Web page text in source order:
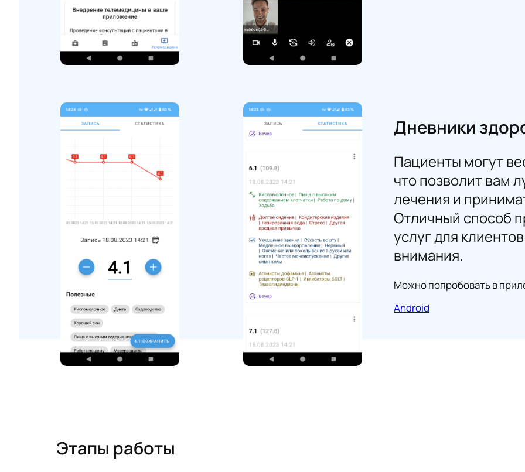
Дневники
Пациенты могут
что позволит вам
лечения и
Отличный способ
услуг для
внимания.
Можно попробовать в
Android
Этапы работы